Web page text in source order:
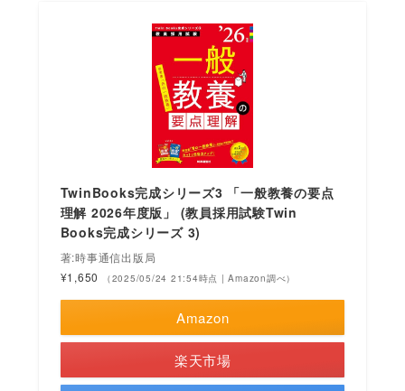
TwinBooks完成シリーズ3 「一般教養の要点
理解 2026年度版」 (教員採用試験Twin
Books完成シリーズ 3)
著:時事通信出版局
¥1,650
（2025/05/24 21:54時点 | Amazon調べ）
Amazon
楽天市場